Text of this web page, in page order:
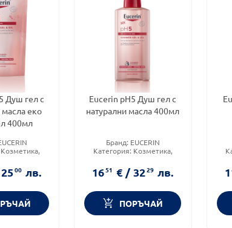
Душ гел с
масла еко
400мл
Козметика,
за:
2500 лв.
Eucerin pH5 Душ гел с
натурални масла 400мл
Бранд: EUCERIN
Категория: Козметика,
Форма на продукта:
1651 € / 3229 лв.
ПОРЪЧАЙ